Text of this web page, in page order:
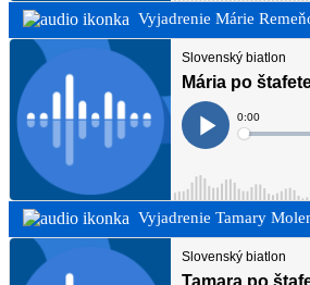
Vyjadrenie Márie
Vyjadrenie Tamary